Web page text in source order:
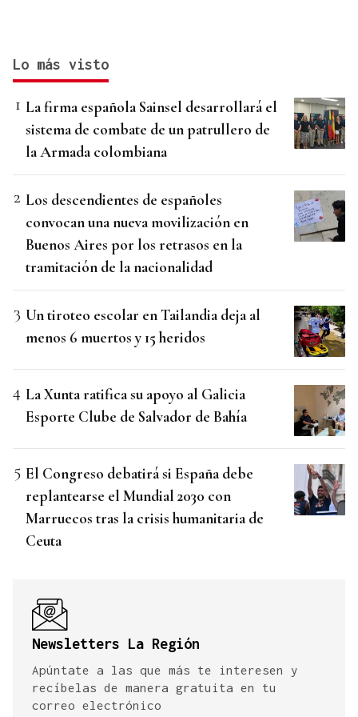
Lo más visto
La firma española Sainsel desarrollará el
sistema de combate de un patrullero de
la Armada colombiana
Los descendientes de españoles
convocan una nueva movilización en
Buenos Aires por los retrasos en la
tramitación de la nacionalidad
Un tiroteo escolar en Tailandia deja al
menos 6 muertos y 15 heridos
La Xunta ratifica su apoyo al Galicia
Esporte Clube de Salvador de Bahía
El Congreso debatirá si España debe
replantearse el Mundial 2030 con
Marruecos tras la crisis humanitaria de
Ceuta
Newsletters La Región
Apúntate a las que más te interesen y
recíbelas de manera gratuita en tu
correo electrónico